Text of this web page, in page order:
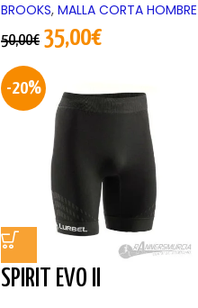
BROOKS, MALLA CORTA HOMBRE
50,00€ 35,00€
-20%
SPIRIT EVO II